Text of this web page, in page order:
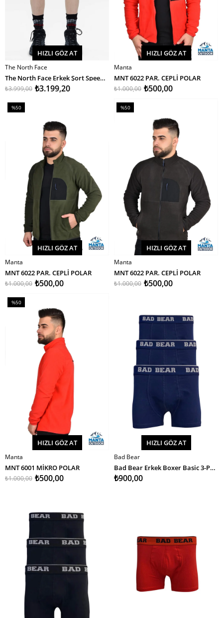
SEPETE EKLE
HIZLI GÖZ AT
The North Face
The North Face Erkek Şort Speedlight - Eu
₺3.199,20
₺3.999,00
SEPETE EKLE
HIZLI GÖZ AT
Manta
MNT 6022 PAR. CEPLİ POLAR
₺500,00
₺1.000,00
SEPETE EKLE
%50
HIZLI GÖZ AT
Manta
MNT 6022 PAR. CEPLİ POLAR
₺500,00
₺1.000,00
SEPETE EKLE
%50
HIZLI GÖZ AT
Manta
MNT 6022 PAR. CEPLİ POLAR
₺500,00
₺1.000,00
SEPETE EKLE
%50
HIZLI GÖZ AT
Manta
MNT 6001 MİKRO POLAR
₺500,00
₺1.000,00
SEPETE EKLE
HIZLI GÖZ AT
Bad Bear
Bad Bear Erkek Boxer Basic 3-Pack
₺900,00